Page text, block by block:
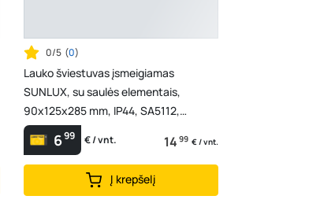
0/5 (0)
Lauko šviestuvas įsmeigiamas
SUNLUX, su saulės elementais,
90x125x285 mm, IP44, SA5112,
A171770015
699 € / vnt. 14 99 € / vnt.
Į krepšelį